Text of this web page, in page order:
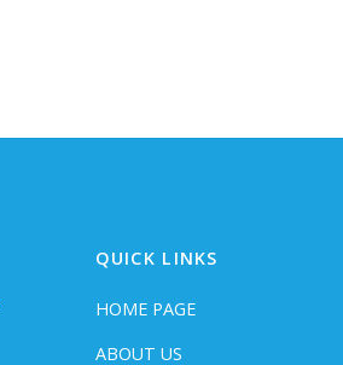
QUICK LINKS
HOME PAGE
ABOUT US